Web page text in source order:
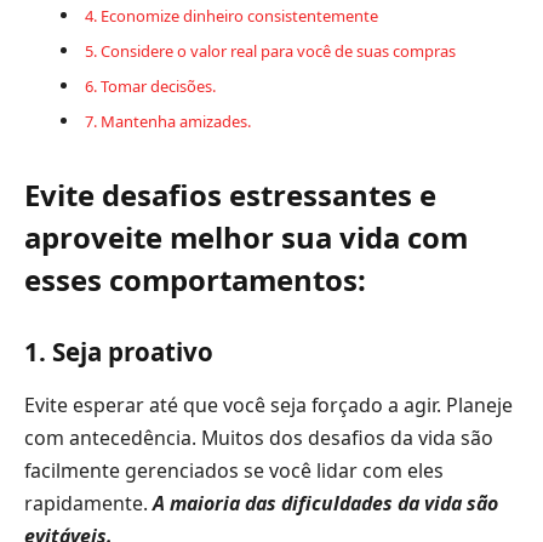
4. Economize dinheiro consistentemente
5. Considere o valor real para você de suas compras
6. Tomar decisões.
7. Mantenha amizades.
Evite desafios estressantes e
aproveite melhor sua vida com
esses comportamentos:
1. Seja proativo
Evite esperar até que você seja forçado a agir. Planeje
com antecedência. Muitos dos desafios da vida são
facilmente gerenciados se você lidar com eles
rapidamente.A maioria das dificuldades da vida são
evitáveis.